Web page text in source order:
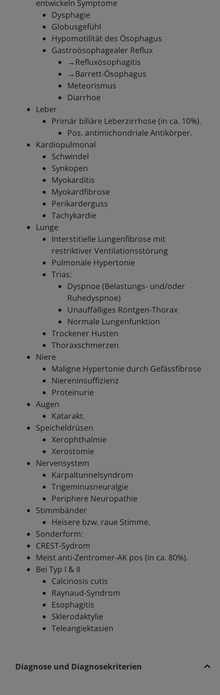
entwickeln Symptome
Dysphagie
Globusgefühl
Hypomotilität des Ösophagus
Gastroösophagealer Reflux
→Refluxösophagitis
→Barrett-Ösophagus
Meteorismus
Diarrhoe
Leber
Primär biliäre Leberzirrhose (in ca. 10%).
Pos. antimichondriale Antikörper.
Kardiopulmonal
Schwindel
Synkopen
Myokarditis
Myokardfibrose
Perikarderguss
Tachykardie
Lunge
Interstitielle Lungenfibrose mit
restriktiver Ventilationsstörung
Pulmonale Hypertonie
Trias:
Dyspnoe (Belastungs- und/oder
Ruhedyspnoe)
Unauffälliges Röntgen-Thorax
Normale Lungenfunktion
Trockener Husten
Thoraxschmerzen
Niere
Maligne Hypertonie durch Gefässfibrose
Niereninsuffizienz
Proteinurie
Augen
Katarakt.
Speicheldrüsen
Xerophthalmie
Xerostomie
Nervensystem
Karpaltunnelsyndrom
Trigeminusneuralgie
Periphere Neuropathie
Stimmbänder
Heisere bzw. raue Stimme.
Sonderform:
CREST-Sydrom
Meist anti-Zentromer-AK pos (in ca. 80%).
Bei Typ I & II
Calcinosis cutis
Raynaud-Syndrom
Esophagitis
Sklerodaktylie
Teleangiektasien
Diagnose und Diagnosekriterien